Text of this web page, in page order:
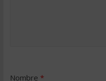
Nombre *